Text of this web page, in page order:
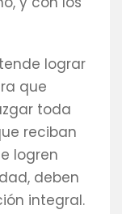
lograr
que
toda
reciban
logren
deben
integral.